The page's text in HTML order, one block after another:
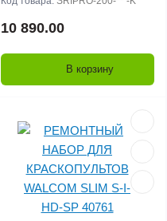
10 890.00
В корзину